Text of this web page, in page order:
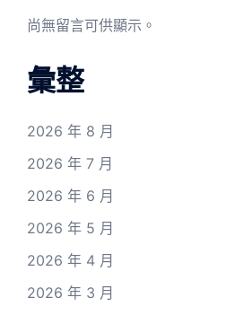
尚無留言可供顯示。
彙整
2026 年 8 月
2026 年 7 月
2026 年 6 月
2026 年 5 月
2026 年 4 月
2026 年 3 月